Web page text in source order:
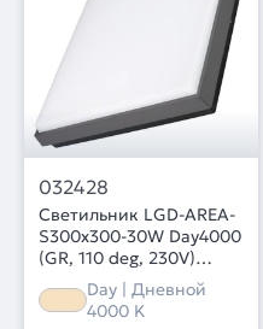
032428
Светильник LGD-AREA-
S300x300-30W Day4000
(GR, 110 deg, 230V)
(Arlight, IP54 Металл, 3
года)
Day | Дневной
4000 K